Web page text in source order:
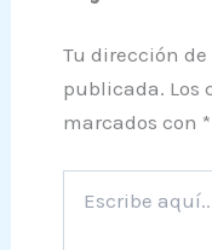
Tu dirección
publicada. Los
marcados con *
aquí...